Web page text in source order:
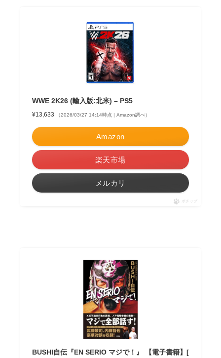
WWE 2K26 (輸入版:北米) – PS5
¥13,633 （2026/03/27 14:14時点 | Amazon調べ）
Amazon
楽天市場
メルカリ
ポチップ
BUSHI自伝『EN SERIO マジで！』 【電子書籍】[